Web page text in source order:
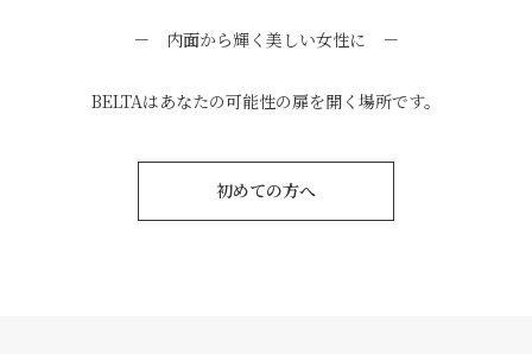
－ 内面から輝く美しい女性に －
BELTAはあなたの可能性の扉を開く場所です。
初めての方へ